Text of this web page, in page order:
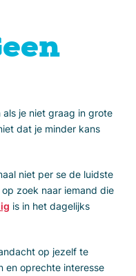
je niet graag in grote
dat je minder kans
niet per se de luidste
zoek naar iemand die
is in het dagelijks
op jezelf te
en oprechte interesse